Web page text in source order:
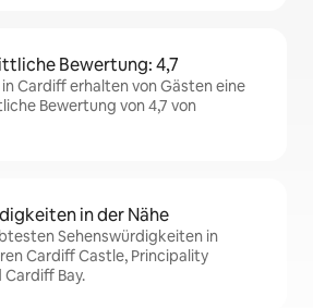
Bewertung: 4,7
Cardiff erhalten von Gästen eine
Bewertung von 4,7 von
in der Nähe
Sehenswürdigkeiten in
Cardiff Castle, Principality
Bay.